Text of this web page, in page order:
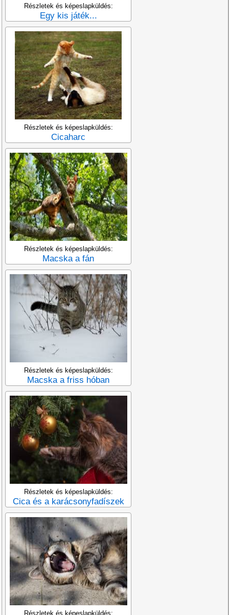
Részletek és képeslapküldés:
Egy kis játék...
Részletek és képeslapküldés:
Cicaharc
Részletek és képeslapküldés:
Macska a fán
Részletek és képeslapküldés:
Macska a friss hóban
Részletek és képeslapküldés:
Cica és a karácsonyfadíszek
Részletek és képeslapküldés: